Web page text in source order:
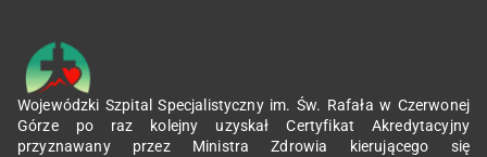
Wojewódzki Szpital Specjalistyczny im. Św. Rafała w Czerwonej
Górze po raz kolejny uzyskał Certyfikat Akredytacyjny
przyznawany przez Ministra Zdrowia kierującego się